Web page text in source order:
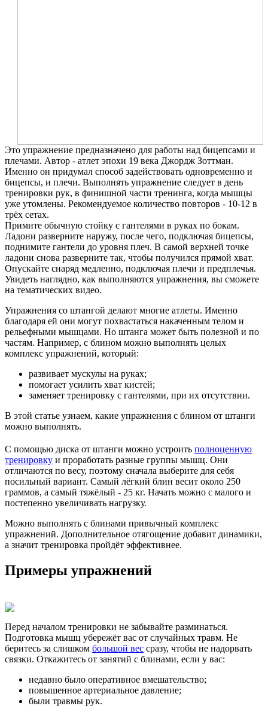
Это упражнение предназначено для работы над бицепсами и
плечами. Автор - атлет эпохи 19 века Джордж Зоттман.
Именно он придумал способ задействовать одновременно и
бицепсы, и плечи. Выполнять упражнение следует в день
тренировки рук, в финишной части тренинга, когда мышцы
уже утомлены. Рекомендуемое количество повторов - 10-12 в
трёх сетах.
Примите обычную стойку с гантелями в руках по бокам.
Ладони разверните наружу, после чего, подключая бицепсы,
поднимите гантели до уровня плеч. В самой верхней точке
ладони снова разверните так, чтобы получился прямой хват.
Опускайте снаряд медленно, подключая плечи и предплечья.
Увидеть наглядно, как выполняются упражнения, вы сможете
на тематических видео.
Упражнения со штангой делают многие атлеты. Именно
благодаря ей они могут похвастаться накаченным телом и
рельефными мышцами. Но штанга может быть полезной и по
частям. Например, с блином можно выполнять целых
комплекс упражнений, который:
развивает мускулы на руках;
помогает усилить хват кистей;
заменяет тренировку с гантелями, при их отсутствии.
В этой статье узнаем, какие упражнения с блином от штанги
можно выполнять.
С помощью диска от штанги можно устроить полноценную
тренировку и проработать разные группы мышц. Они
отличаются по весу, поэтому сначала выберите для себя
посильный вариант. Самый лёгкий блин весит около 250
граммов, а самый тяжёлый - 25 кг. Начать можно с малого и
постепенно увеличивать нагрузку.
Можно выполнять с блинами привычный комплекс
упражнений. Дополнительное отягощение добавит динамики,
а значит тренировка пройдёт эффективнее.
Примеры упражнений
Перед началом тренировки не забывайте разминаться.
Подготовка мышц убережёт вас от случайных травм. Не
беритесь за слишком большой вес сразу, чтобы не надорвать
связки. Откажитесь от занятий с блинами, если у вас:
недавно было оперативное вмешательство;
повышенное артериальное давление;
были травмы рук.